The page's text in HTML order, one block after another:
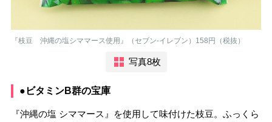
『枝豆 沖縄の塩シママース使用』（セブン-イレブン）158円（税抜）
写真8枚
●ビタミンB群の宝庫
『沖縄の塩 シママース』を使用して味付けた枝豆。ふっくら